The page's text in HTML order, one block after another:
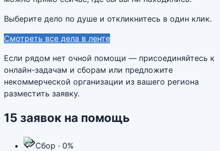
Выберите дело по душе и откликнитесь в один клик.
Смотреть все дела в ленте
Если рядом нет очной помощи — присоединяйтесь к
онлайн-задачам и сборам или предложите
некоммерческой организации из вашего региона
разместить заявку.
15 заявок на помощь
Сбор · 0%